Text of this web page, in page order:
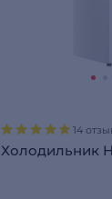
14
Холодильник